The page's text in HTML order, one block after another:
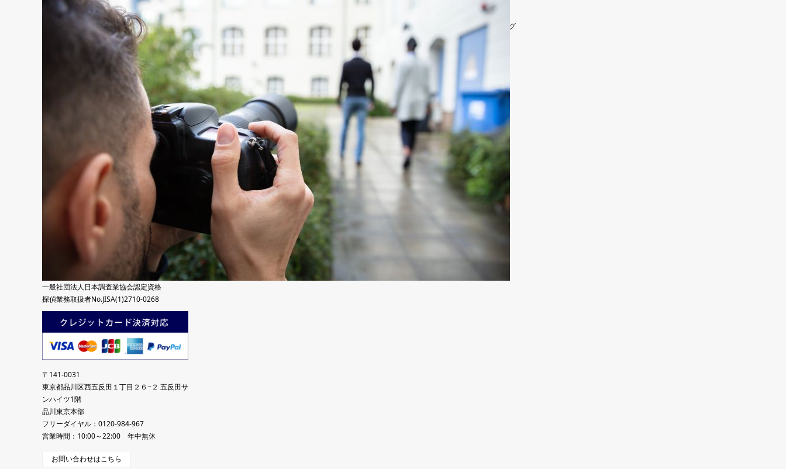
お任せ浮気調査
お試し調査プラン
法人向け調査
代表あいさつ
アルシュブログ
一般社団法人日本調査業協会認定資格
探偵業務取扱者No.JISA(1)2710-0268
〒141-0031
東京都品川区西五反田１丁目２６−２ 五反田サ
ンハイツ1階
品川東京本部
フリーダイヤル：0120-984-967
営業時間：10:00～22:00 年中無休
お問い合わせはこちら